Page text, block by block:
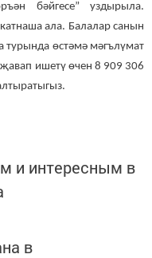
бәйгесе” уздырыла.
ала. Балалар санын
турында өстәмә мәгълүмат
ишетү өчен 8 909 306
и интересным в
в